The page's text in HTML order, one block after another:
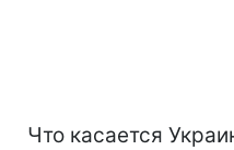
Что касается